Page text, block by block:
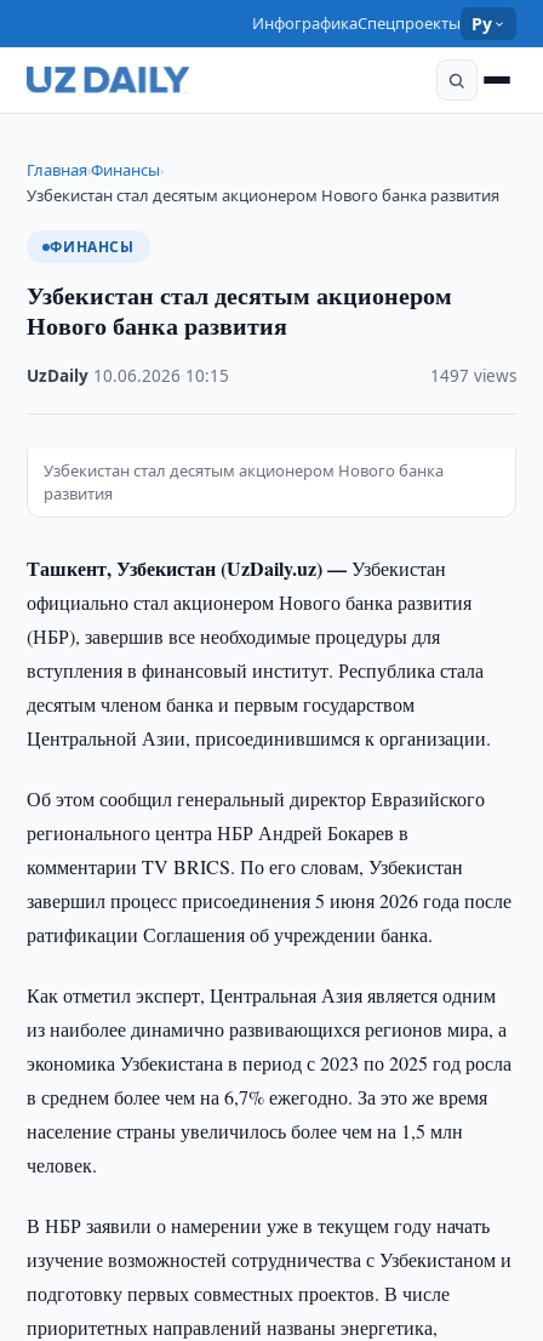
ИнфографикаСпецпроекты Ру
Главная›Финансы›
Узбекистан стал десятым акционером Нового банка развития
ФИНАНСЫ
Узбекистан стал десятым акционером
Нового банка развития
UzDaily 10.06.2026 10:15 1497 views
Узбекистан стал десятым акционером Нового банка
развития
Ташкент, Узбекистан (UzDaily.uz) —Узбекистан
официально стал акционером Нового банка развития
(НБР), завершив все необходимые процедуры для
вступления в финансовый институт. Республика стала
десятым членом банка и первым государством
Центральной Азии, присоединившимся к организации.
Об этом сообщил генеральный директор Евразийского
регионального центра НБР Андрей Бокарев в
комментарии TV BRICS. По его словам, Узбекистан
завершил процесс присоединения 5 июня 2026 года после
ратификации Соглашения об учреждении банка.
Как отметил эксперт, Центральная Азия является одним
из наиболее динамично развивающихся регионов мира, а
экономика Узбекистана в период с 2023 по 2025 год росла
в среднем более чем на 6,7% ежегодно. За это же время
население страны увеличилось более чем на 1,5 млн
человек.
В НБР заявили о намерении уже в текущем году начать
изучение возможностей сотрудничества с Узбекистаном и
подготовку первых совместных проектов. В числе
приоритетных направлений названы энергетика,